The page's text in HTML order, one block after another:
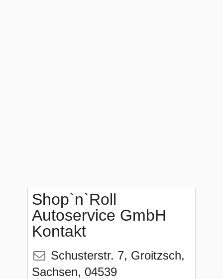
Shop`n`Roll
Autoservice GmbH
Kontakt
Schusterstr. 7, Groitzsch,
Sachsen, 04539